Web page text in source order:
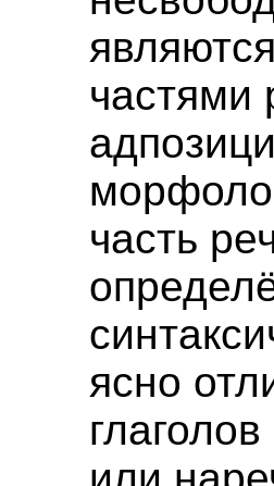
частями
часть
ясно